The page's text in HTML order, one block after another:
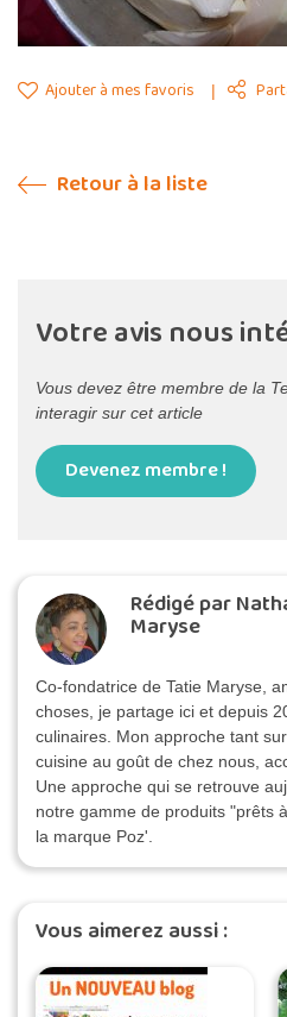
Ajouter à mes favoris
Retour à la liste
Votre avis nous
Vous devez être membre de la
interagir sur cet article
Devenez membre !
Rédigé par
Maryse
Co-fondatrice de Tatie Maryse,
choses, je partage ici et depuis
culinaires. Mon approche tant
cuisine au goût de chez nous,
Une approche qui se retrouve
notre gamme de produits "prêts
la marque Poz'.
Vous aimerez aussi :